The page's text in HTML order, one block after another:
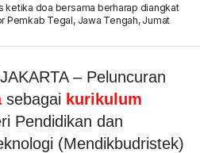
ketika doa bersama berharap diangkat
Pemkab Tegal, Jawa Tengah, Jumat
– Peluncuran
sebagai kurikulum
Pendidikan dan
(Mendikbudristek)